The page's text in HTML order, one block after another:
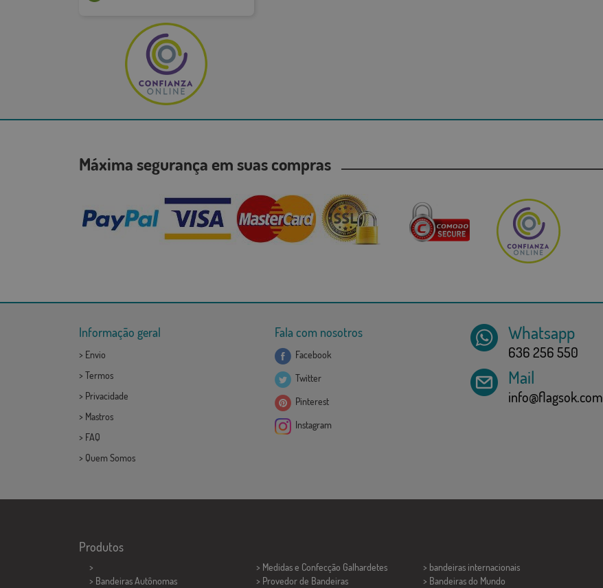
Máxima segurança em suas compras
Informação geral
> Envio
> Termos
> Privacidade
> Mastros
> FAQ
> Quem Somos
Fala com nosotros
Facebook
Twitter
Pinterest
Instagram
Whatsapp
636 256 550
Mail
info@flagsok.com
Produtos
>
> Bandeiras Autônomas
> Medidas e Confecção Galhardetes
> Provedor de Bandeiras
> bandeiras internacionais
> Bandeiras do Mundo